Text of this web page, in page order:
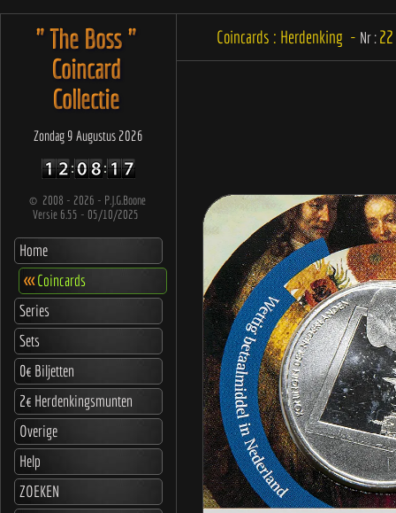
" The Boss "
Coincard
Collectie
Zondag 9 Augustus 2026
© 2008 - 2026 - P.J.G.Boone
Versie 6.55 - 05/10/2025
Home
<<<Coincards
Series
Sets
0€ Biljetten
2€ Herdenkingsmunten
Overige
Help
ZOEKEN
Coincards : Herdenking - Nr :22